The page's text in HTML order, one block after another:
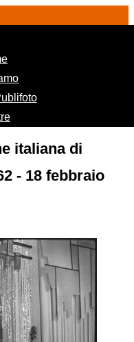
(current)
italiana di
- 18 febbraio